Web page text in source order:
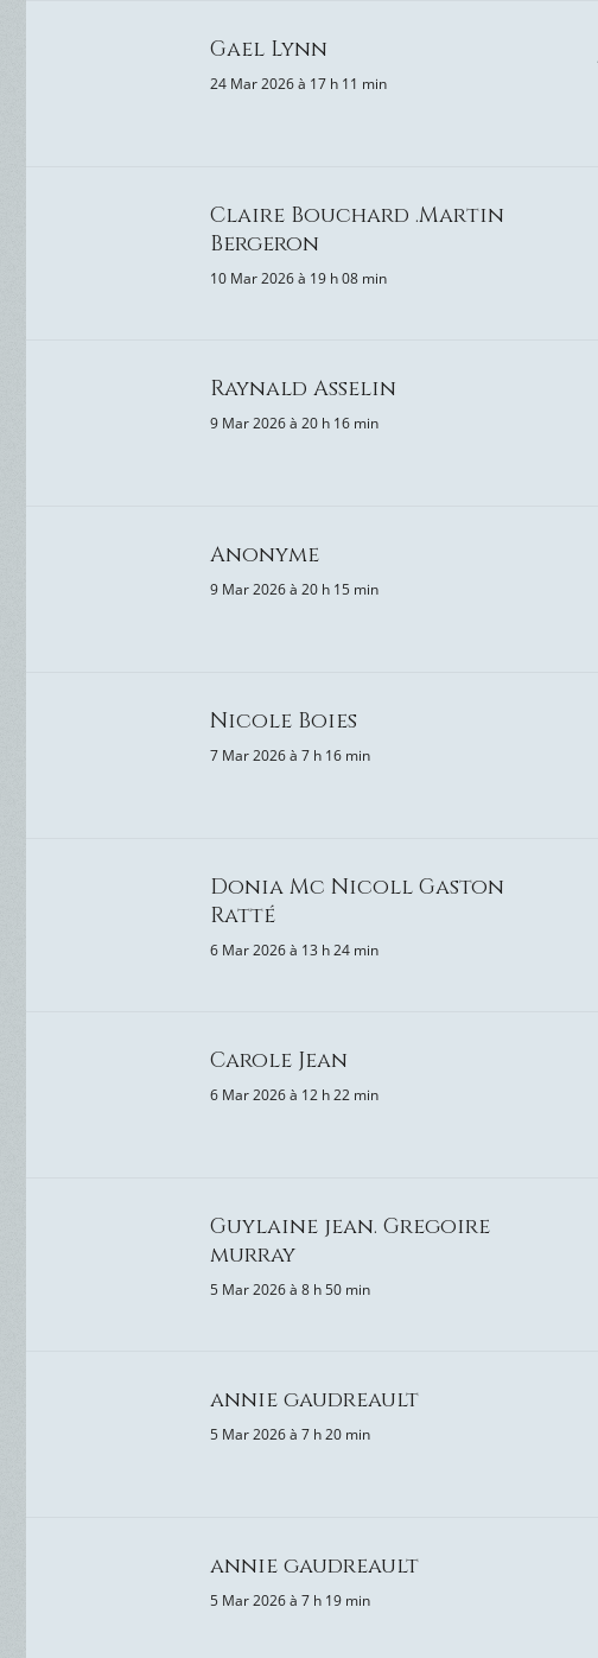
Gael Lynn
24 Mar 2026 à 17 h 11 min
Claire Bouchard .Martin
Bergeron
10 Mar 2026 à 19 h 08 min
Raynald Asselin
9 Mar 2026 à 20 h 16 min
Anonyme
9 Mar 2026 à 20 h 15 min
Nicole Boies
7 Mar 2026 à 7 h 16 min
Donia Mc Nicoll Gaston
Ratté
6 Mar 2026 à 13 h 24 min
Carole Jean
6 Mar 2026 à 12 h 22 min
Guylaine jean. Gregoire
murray
5 Mar 2026 à 8 h 50 min
annie gaudreault
5 Mar 2026 à 7 h 20 min
annie gaudreault
5 Mar 2026 à 7 h 19 min